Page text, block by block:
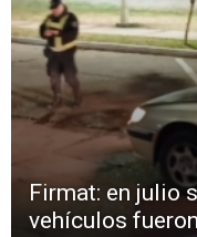
Firmat: en julio
vehículos